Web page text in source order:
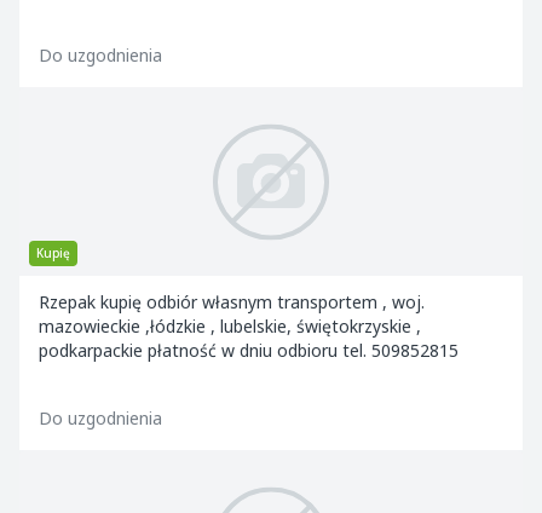
Do uzgodnienia
Kupię
Rzepak kupię odbiór własnym transportem , woj.
mazowieckie ,łódzkie , lubelskie, świętokrzyskie ,
podkarpackie płatność w dniu odbioru tel. 509852815
Do uzgodnienia